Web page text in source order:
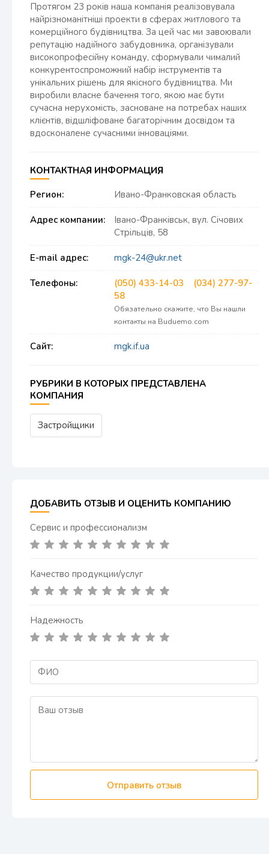
Протягом 23 років наша компанія реалізовувала
найрізноманітніші проекти в сферах житлового та
комерційного будівництва. За цей час ми завоювали
репутацію надійного забудовника, організували
високопрофесійну команду, сформували чималий
конкурентоспроможний набір інструментів та
унікальних рішень для якісного будівництва. Ми
виробили власне бачення того, якою має бути
сучасна нерухомість, засноване на потребах наших
клієнтів, відшліфоване багаторічним досвідом та
вдосконалене сучасними інноваціями.
КОНТАКТНАЯ ИНФОРМАЦИЯ
Регион:
Ивано-Франковская область
Адрес компании:
Івано-Франківськ, вул. Січових
Стрільців, 58
E-mail адрес: mgk-24@ukr.net
Телефоны: (050) 433-14-03
(034) 277-97-
58
Обязательно скажите, что Вы нашли
контакты на Buduemo.com
Сайт: mgk.if.ua
РУБРИКИ В КОТОРЫХ ПРЕДСТАВЛЕНА
КОМПАНИЯ
Застройщики
ДОБАВИТЬ ОТЗЫВ И ОЦЕНИТЬ КОМПАНИЮ
Сервис и профессионализм
Качество продукции/услуг
Надежность
Отправить отзыв